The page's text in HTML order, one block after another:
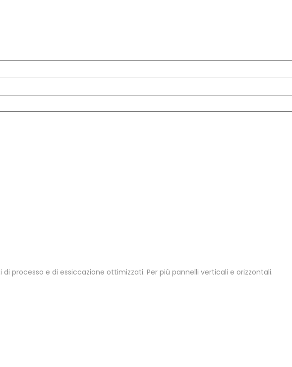
processo e di essiccazione ottimizzati. Per più pannelli verticali e orizzontali.